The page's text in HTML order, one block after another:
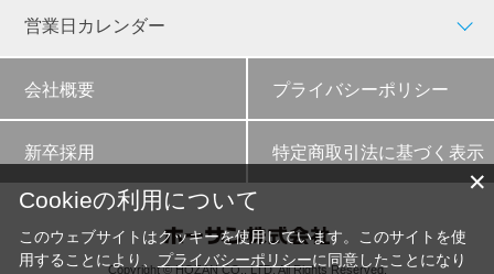
営業日カレンダー
会社概要 プライバシーポリシー
新卒採用 特定商取引法に基づく表示
Copyright © HOZAN CO., LTD. All Rights Reserved.
✕
Cookieの利用について
このウェブサイトはクッキーを使用しています。このサイトを使
用することにより、 プライバシーポリシーに同意したことになり